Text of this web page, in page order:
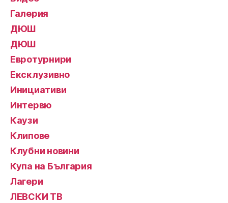
Галерия
ДЮШ
ДЮШ
Евротурнири
Ексклузивно
Инициативи
Интервю
Каузи
Клипове
Клубни новини
Купа на България
Лагери
ЛЕВСКИ ТВ